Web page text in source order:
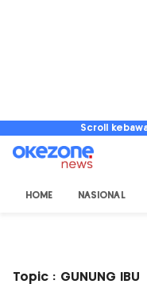
Scroll
HOME NASIONAL
Topic : GUNUNG IBU